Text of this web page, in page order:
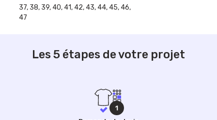
37, 38, 39, 40, 41, 42, 43, 44, 45, 46,
47
Les 5 étapes de votre projet